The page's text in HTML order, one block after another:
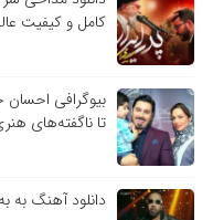
کامل و کیفیت
بیوگرافی
تا ناگفته‌های
دانلود آهنگ به